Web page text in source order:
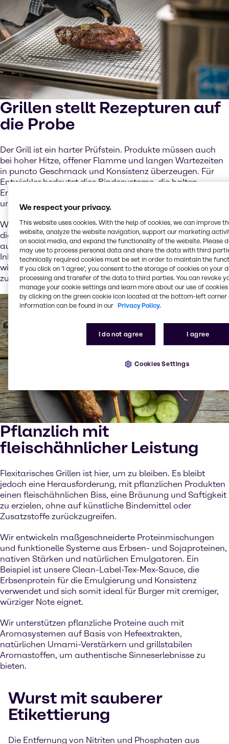
Grillen stellt Rezepturen auf
die Probe
Der Grill ist ein harter Prüfstein. Produkte müssen auch
bei hoher Hitze, offener Flamme und langen Wartezeiten
in puncto Geschmack und Konsistenz überzeugen. Für
Entwickler bedeutet dies Bindesysteme, die halten,
Emulgatoren, die standhalten, und Aromastoffe, die auch
unter Belastung nicht verblassen oder zerfallen.
Wir haben anwendungsübergreifend daran gearbeitet,
diese Herausforderungen mit sauberen, skalierbaren und
auf regionale Vorschriften zugeschnittenen
Inhaltsstoffsystemen zu bewältigen. Nachfolgend haben
wir einige wichtige Erkenntnisse für Sie
zusammengefasst.
Pflanzlich mit
fleischähnlicher Leistung
Flexitarisches Grillen ist hier, um zu bleiben. Es bleibt
jedoch eine Herausforderung, mit pflanzlichen Produkten
einen fleischähnlichen Biss, eine Bräunung und Saftigkeit
zu erzielen, ohne auf künstliche Bindemittel oder
Zusatzstoffe zurückzugreifen.
Wir entwickeln maßgeschneiderte Proteinmischungen
und funktionelle Systeme aus Erbsen- und Sojaproteinen,
nativen Stärken und natürlichen Emulgatoren. Ein
Beispiel ist unsere Clean-Label-Tex-Mex-Sauce, die
Erbsenprotein für die Emulgierung und Konsistenz
verwendet und sich somit ideal für Burger mit cremiger,
würziger Note eignet.
Wir unterstützen pflanzliche Proteine auch mit
Aromasystemen auf Basis von Hefeextrakten,
natürlichen Umami-Verstärkern und grillstabilen
Aromastoffen, um authentische Sinneserlebnisse zu
bieten.
Wurst mit sauberer
Etikettierung
Die Entfernung von Nitriten und Phosphaten aus
We respect your privacy.
This website uses cookies. With the help of cookies, we can improve
website, analyze the website navigation, support our marketing
on social media, and expand the functionality of the website. Please
may use to process personal data and share the data with third
technically required cookies must be set in order to maintain the
If you click on ’I agree’, you consent to the storage of cookies on your
processing and transfer of the data to third parties. You can revoke
manage your cookie settings and learn more about our use of cookies
by clicking on the green cookie icon located at the bottom-left corner
information can be found in our Privacy Policy.
I do not agree I agree
Cookies Settings